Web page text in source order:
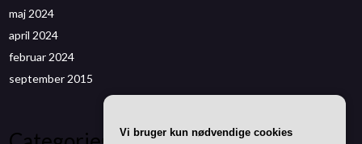
maj 2024
april 2024
februar 2024
september 2015
Vi bruger kun nødvendige cookies